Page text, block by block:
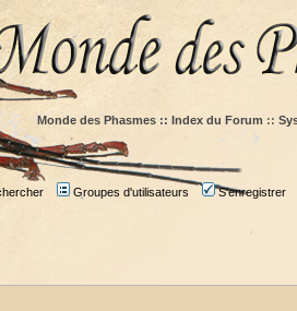
Monde des Phasmes :: Index du Forum ::
Groupes d'utilisateurs S'enregistrer